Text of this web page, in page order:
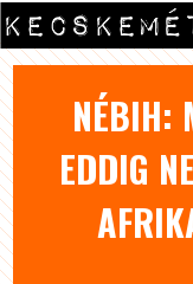
NÉBIH:
EDDIG